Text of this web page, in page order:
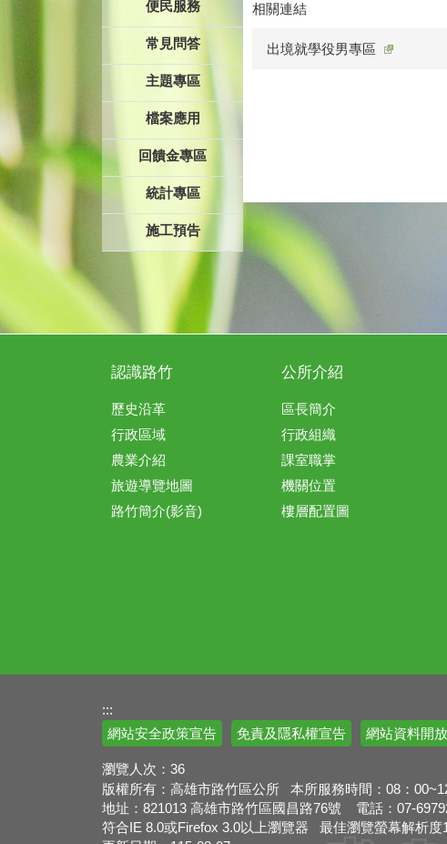
便民服務
常見問答
主題專區
檔案應用
回饋金專區
統計專區
施工預告
相關連結
出境就學役男專區
認識路竹
歷史沿革
行政區域
農業介紹
旅遊導覽地圖
路竹簡介(影音)
公所介紹
區長簡介
行政組織
課室職掌
機關位置
樓層配置圖
:::
網站安全政策宣告
免責及隱私權宣告 網站資料開
瀏覽人次： 36
版權所有：高雄市路竹區公所 本所服務時間：08：
地址：821013 高雄市路竹區國昌路76號 電話：07-
符合IE 8.0或Firefox 3.0以上瀏覽器 最佳瀏覽螢幕解析度